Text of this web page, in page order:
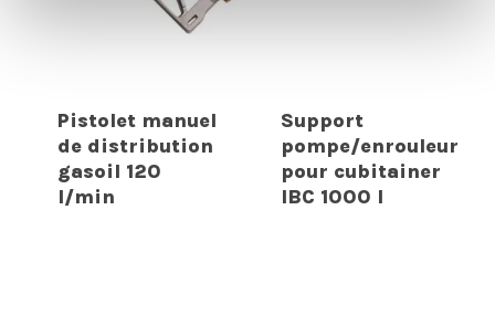
Pistolet manuel
de distribution
gasoil 120
l/min
Support
pompe/enrouleur
pour cubitainer
IBC 1000 l